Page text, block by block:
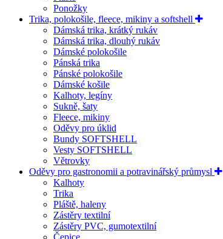
Ponožky
Trika, polokošile, fleece, mikiny a softshell
Dámská trika, krátký rukáv
Dámská trika, dlouhý rukáv
Dámské polokošile
Pánská trika
Pánské polokošile
Dámské košile
Kalhoty, legíny
Sukně, šaty
Fleece, mikiny
Oděvy pro úklid
Bundy SOFTSHELL
Vesty SOFTSHELL
Větrovky
Oděvy pro gastronomii a potravinářský průmysl
Kalhoty
Trika
Pláště, haleny
Zástěry textilní
Zástěry PVC, gumotextilní